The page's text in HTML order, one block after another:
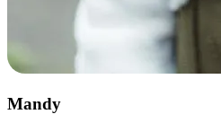
Mandy